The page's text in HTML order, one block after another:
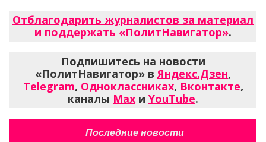
Отблагодарить журналистов за материал
и поддержать «ПолитНавигатор».
Подпишитесь на новости
«ПолитНавигатор» в Яндекс.Дзен,
Telegram, Одноклассниках, Вконтакте,
каналы Max и YouTube.
Последние новости